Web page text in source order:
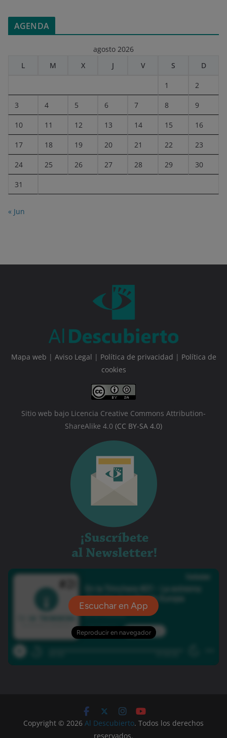
AGENDA
agosto 2026
L
M X J V S D
1 2
3 4 5 6 7 8 9
10 11 12 13 14 15 16
17 18 19 20 21 22 23
24 25 26 27 28 29 30
31
« Jun
Mapa web | Aviso Legal | Política de privacidad | Política de
cookies
Sitio web bajo Licencia Creative Commons Attribution-
ShareAlike 4.0 (CC BY-SA 4.0)
Copyright © 2026 Al Descubierto. Todos los derechos
reservados.